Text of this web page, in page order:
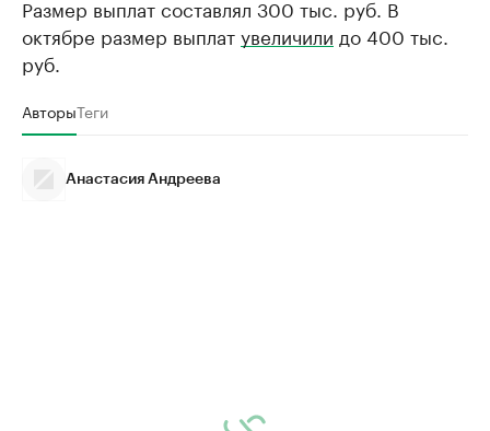
Размер выплат составлял 300 тыс. руб. В
октябре размер выплатувеличили до 400 тыс.
руб.
АвторыТеги
Анастасия Андреева